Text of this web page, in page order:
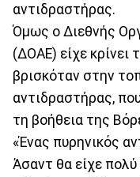
αντιδραστήρας.
Όμως ο Διεθνής
(ΔΟΑΕ) είχε κρίνει
βρισκόταν στην
αντιδραστήρας,
τη βοήθεια της
«Ένας πυρηνικός
Άσαντ θα είχε